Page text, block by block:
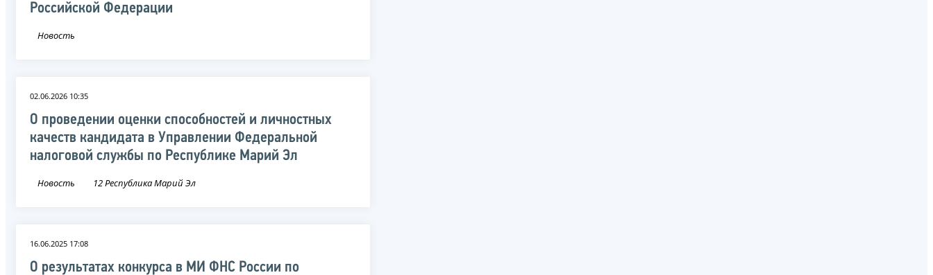
Российской Федерации
Новость
02.06.2026 10:35
О проведении оценки способностей и личностных
качеств кандидата в Управлении Федеральной
налоговой службы по Республике Марий Эл
Новость 12 Республика Марий Эл
16.06.2025 17:08
О результатах конкурса в МИ ФНС России по